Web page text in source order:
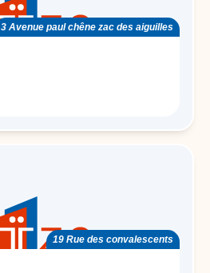
3 Avenue paul chêne zac des aiguilles
19 Rue des convalescents